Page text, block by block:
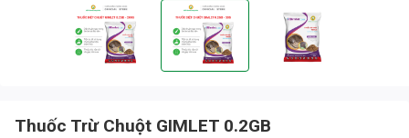
Thuốc Trừ Chuột GIMLET 0.2GB